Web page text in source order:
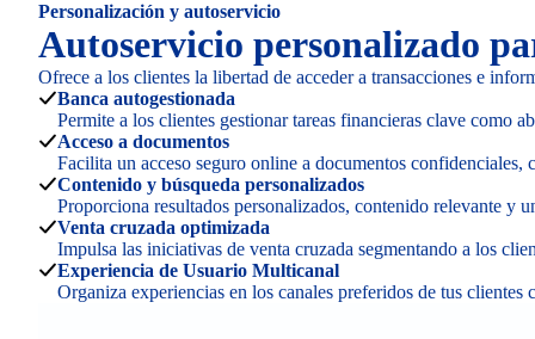
Personalización y autoservicio
Autoservicio personalizado
Ofrece a los clientes la libertad de acceder a transacciones e
Banca autogestionada
Permite a los clientes gestionar tareas financieras clave como
Acceso a documentos
Facilita un acceso seguro online a documentos confidenciales,
Contenido y búsqueda personalizados
Proporciona resultados personalizados, contenido relevante y
Venta cruzada optimizada
Impulsa las iniciativas de venta cruzada segmentando a los
Experiencia de Usuario Multicanal
Organiza experiencias en los canales preferidos de tus